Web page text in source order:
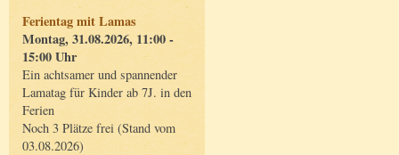
Ferientag mit Lamas
Montag, 31.08.2026, 11:00 -
15:00 Uhr
Ein achtsamer und spannender
Lamatag für Kinder ab 7J. in den
Ferien
Noch 3 Plätze frei (Stand vom
03.08.2026)